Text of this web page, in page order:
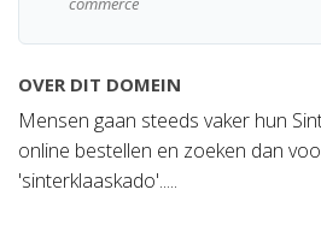
OVER DIT DOMEIN
Mensen gaan steeds vaker hun
online bestellen en zoeken dan
'sinterklaaskado'.....